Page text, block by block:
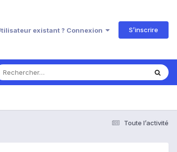
existant ? Connexion S’inscrire
Toute l’activité